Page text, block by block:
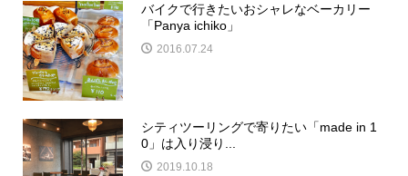
バイクで行きたいおシャレなベーカリー
「Panya ichiko」
2016.07.24
シティツーリングで寄りたい「made in 1
0」は入り浸り...
2019.10.18